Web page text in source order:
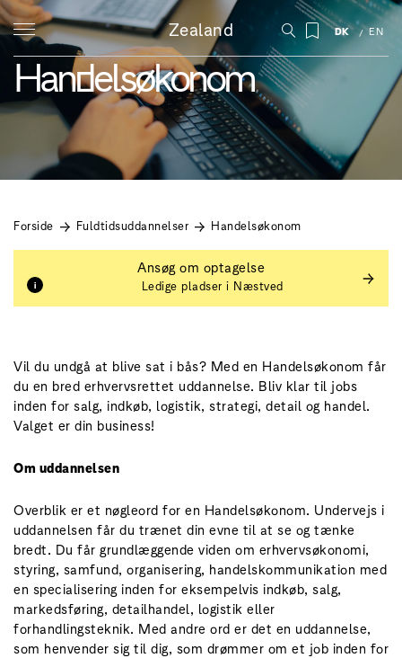
Zealand DK EN
Handelsøkonom
Forside Fuldtidsuddannelser Handelsøkonom
Ansøg om optagelse
Ledige pladser i Næstved
Vil du undgå at blive sat i bås? Med en Handelsøkonom får
du en bred erhvervsrettet uddannelse. Bliv klar til jobs
inden for salg, indkøb, logistik, strategi, detail og handel.
Valget er din business!
Om uddannelsen
Overblik er et nøgleord for en Handelsøkonom. Undervejs i
uddannelsen får du trænet din evne til at se og tænke
bredt. Du får grundlæggende viden om erhvervsøkonomi,
styring, samfund, organisering, handelskommunikation med
en specialisering inden for eksempelvis indkøb, salg,
markedsføring, detailhandel, logistik eller
forhandlingsteknik. Med andre ord er det en uddannelse,
som henvender sig til dig, som drømmer om et job inden for